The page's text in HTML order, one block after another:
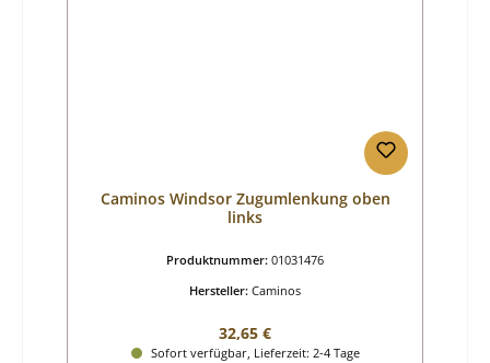
Caminos Windsor Zugumlenkung oben
links
Produktnummer: 01031476
Hersteller: Caminos
Regulärer Preis:
32,65 €
Sofort verfügbar, Lieferzeit: 2-4 Tage